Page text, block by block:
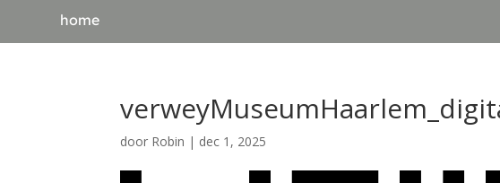
home
door Robin | dec 1, 2025